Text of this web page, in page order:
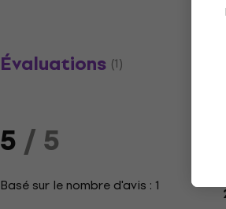
Évaluations (1)
5/ 5
Basé sur le nombre d'avis : 1